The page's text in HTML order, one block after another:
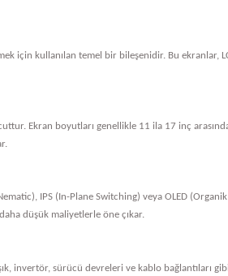
için kullanılan temel bir bileşenidir. Bu ekranlar,
Ekran boyutları genellikle 11 ila 17 inç
IPS (In-Plane Switching) veya OLED
düşük maliyetlerle öne çıkar.
invertör, sürücü devreleri ve kablo